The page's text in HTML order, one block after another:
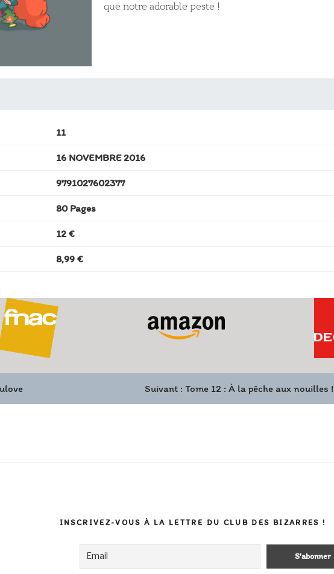
que notre adorable peste !
11
16 NOVEMBRE 2016
9791027602377
80 Pages
12 €
8,99 €
Suivant : Tome 12 : À la pêche aux nouilles !
INSCRIVEZ-VOUS À LA LETTRE DU CLUB DES BIZARRES !